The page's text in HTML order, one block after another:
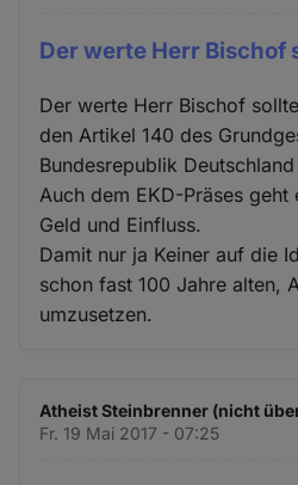
Der werte Herr Bischof
Der werte Herr Bischof
den Artikel 140 des
Bundesrepublik
Auch dem EKD-Präses
Geld und Einfluss.
Damit nur ja Keiner auf die
schon fast 100 Jahre alten,
umzusetzen.
Atheist Steinbrenner (nicht
Fr. 19 Mai 2017 - 07:25